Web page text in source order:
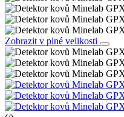
Zobrazit v plné velikosti